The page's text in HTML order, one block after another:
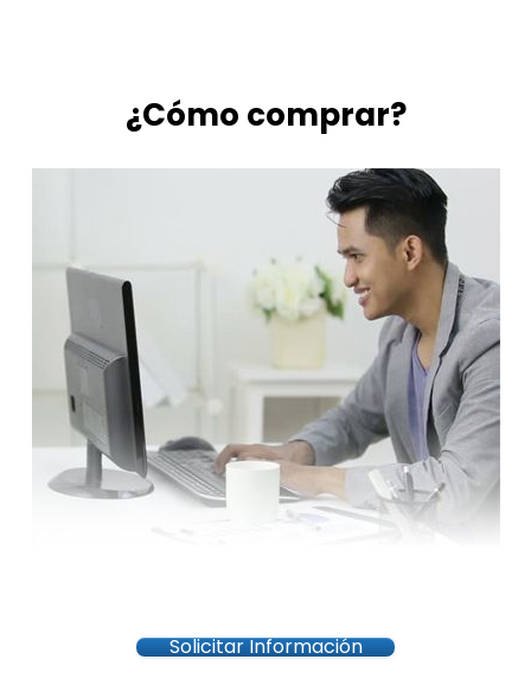
¿Cómo comprar?
Solicitar Información